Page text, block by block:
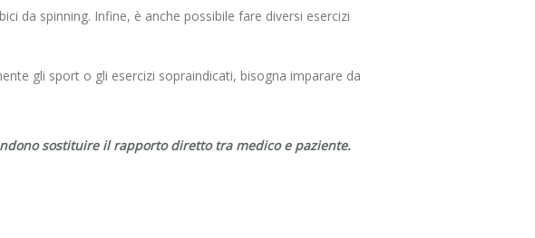
da spinning. Infine, è anche possibile fare diversi esercizi
gli sport o gli esercizi sopraindicati, bisogna imparare da
sostituire il rapporto diretto tra medico e paziente.